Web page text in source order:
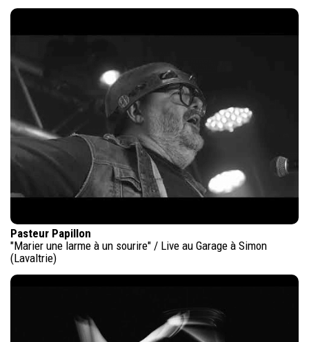
Pasteur Papillon
"Marier une larme à un sourire" / Live au Garage à Simon
(Lavaltrie)